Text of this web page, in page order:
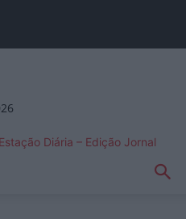
Estação Diária – Edição Jornal